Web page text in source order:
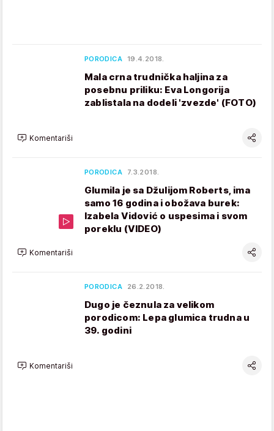
PORODICA 19.4.2018.
Mala crna trudnička haljina za
posebnu priliku: Eva Longorija
zablistala na dodeli 'zvezde' (FOTO)
Komentariši
PORODICA 7.3.2018.
Glumila je sa Džulijom Roberts, ima
samo 16 godina i obožava burek:
Izabela Vidović o uspesima i svom
poreklu (VIDEO)
Komentariši
PORODICA 26.2.2018.
Dugo je čeznula za velikom
porodicom: Lepa glumica trudna u
39. godini
Komentariši